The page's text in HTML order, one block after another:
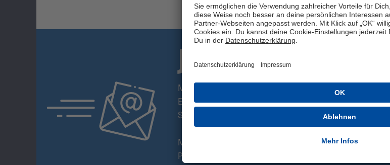
JETZT ANMELDEN!
Mit dem S04-Newsletter informieren wir Dich immer als
Erstes über neue Artikel, Rabattaktionen sowie
Sonderangebote.
Melde Dich an und erhalte aktuelle Informationen über neue
Produkte und spannende Angebote. Die Abmeldung ist